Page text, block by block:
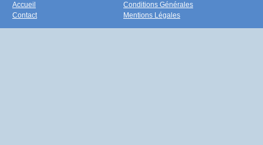
Accueil
Contact
Conditions Générales
Mentions Légales